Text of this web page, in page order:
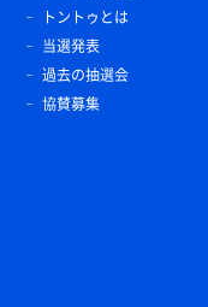
トントゥとは
当選発表
過去の抽選会
協賛募集